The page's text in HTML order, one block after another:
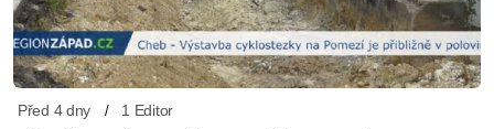
Před 4 dny 1 Editor